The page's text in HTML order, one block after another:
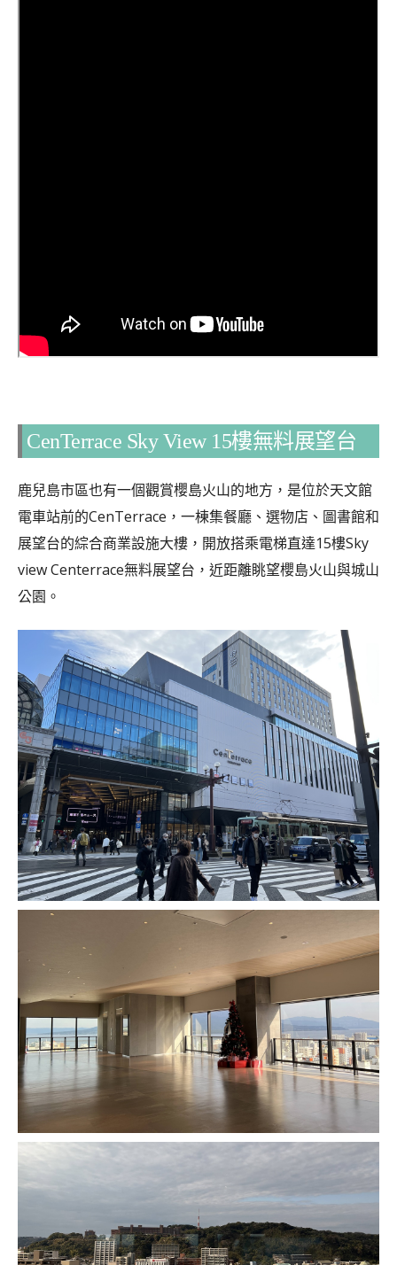
CenTerrace Sky View 15樓無料展望台
鹿兒島市區也有一個觀賞櫻島火山的地方，是位於天文館
電車站前的CenTerrace，一棟集餐廳、選物店、圖書館和
展望台的綜合商業設施大樓，開放搭乘電梯直達15樓Sky
view Centerrace無料展望台，近距離眺望櫻島火山與城山
公園。